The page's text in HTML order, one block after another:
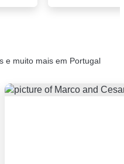
e muito mais em Portugal